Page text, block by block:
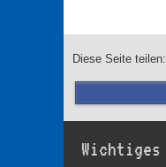
Diese Seite teilen:
Wichtiges